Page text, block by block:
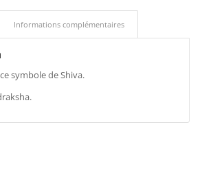
Informations complémentaires
symbole de Shiva.